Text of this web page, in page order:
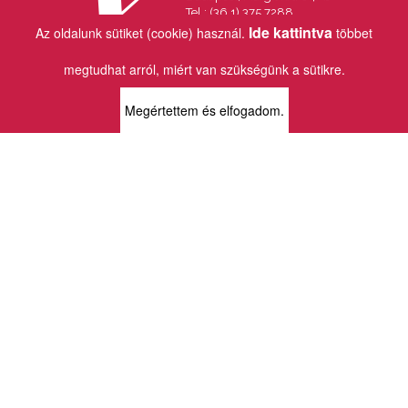
Az oldalunk sütiket (cookie) használ. Ide kattintva többet
megtudhat arról, miért van szükségünk a sütikre.
Megértettem és elfogadom.
Tel.: (36 1) 375 7288
Fax.: (36 1) 202 7145
Email: